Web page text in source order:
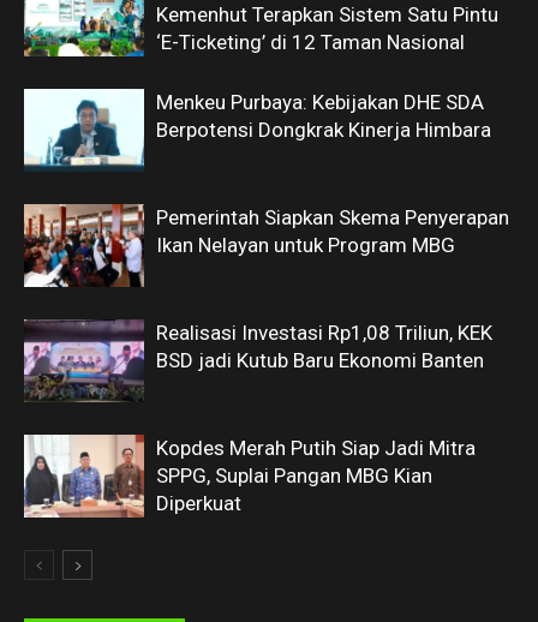
Kemenhut Terapkan Sistem Satu Pintu
‘E-Ticketing’ di 12 Taman Nasional
Menkeu Purbaya: Kebijakan DHE SDA
Berpotensi Dongkrak Kinerja Himbara
Pemerintah Siapkan Skema Penyerapan
Ikan Nelayan untuk Program MBG
Realisasi Investasi Rp1,08 Triliun, KEK
BSD jadi Kutub Baru Ekonomi Banten
Kopdes Merah Putih Siap Jadi Mitra
SPPG, Suplai Pangan MBG Kian
Diperkuat